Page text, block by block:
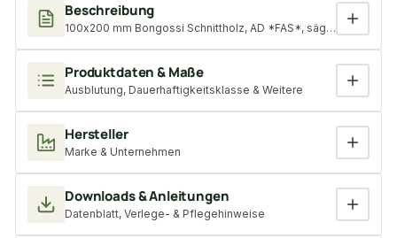
Beschreibung
100x200 mm Bongossi Schnittholz, AD *FAS*, sägerau, grob
Produktdaten & Maße
Ausblutung, Dauerhaftigkeitsklasse & Weitere
Hersteller
Marke & Unternehmen
Downloads & Anleitungen
Datenblatt, Verlege- & Pflegehinweise